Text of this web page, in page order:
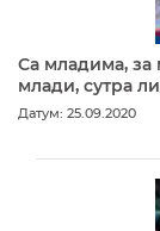
Са младима, за
млади, сутра
Датум: 25.09.2020